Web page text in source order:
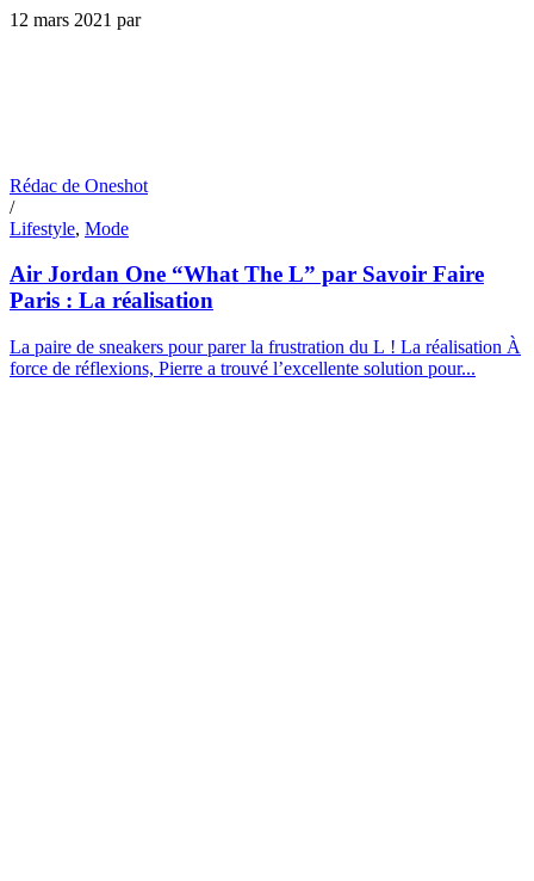
12 mars 2021 par
Rédac de Oneshot
/
Lifestyle, Mode
Air Jordan One “What The L” par Savoir Faire
Paris : La réalisation
La paire de sneakers pour parer la frustration du L ! La réalisation À
force de réflexions, Pierre a trouvé l’excellente solution pour...